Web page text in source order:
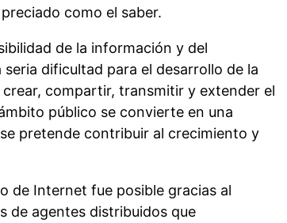
como el saber.
de la información y del
dificultad para el desarrollo de la
compartir, transmitir y extender el
público se convierte en una
pretende contribuir al crecimiento y
de Internet fue posible gracias al
de agentes distribuidos que